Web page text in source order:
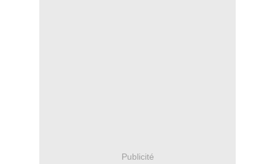
Publicité